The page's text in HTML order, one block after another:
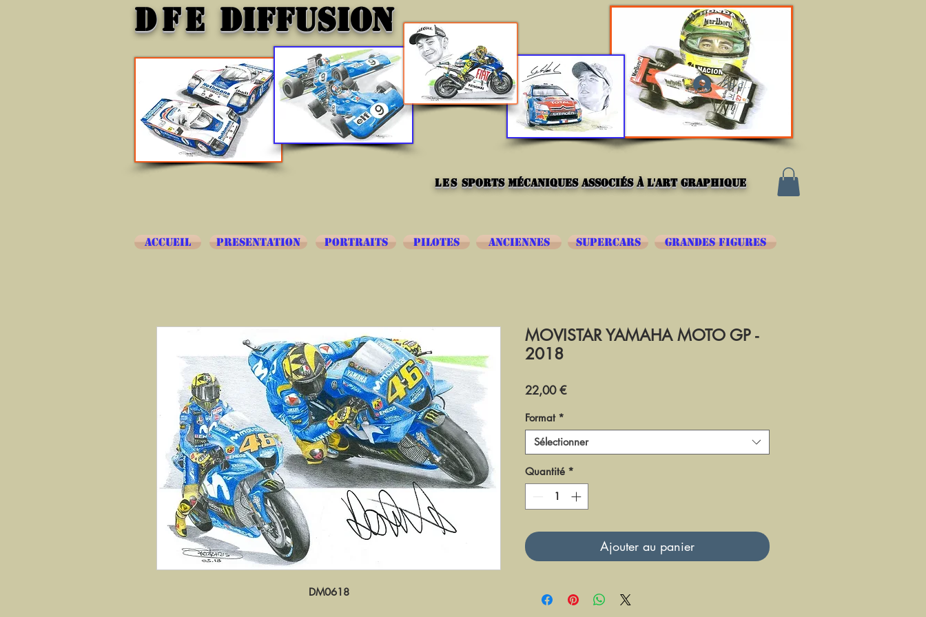
DFE DIFFUSION
Se connecter
lessports mécaniques associés à l'art graphique
DM0618
MOVISTAR YAMAHA MOTO GP -
2018
22,00 €Prix
Format *
Sélectionner
Quantité *
Ajouter au panier
SUPERCARS
ANCIENNES
PILOTES
PORTRAITS
PRESENTATION
ACCUEIL GRANDES FIGURES